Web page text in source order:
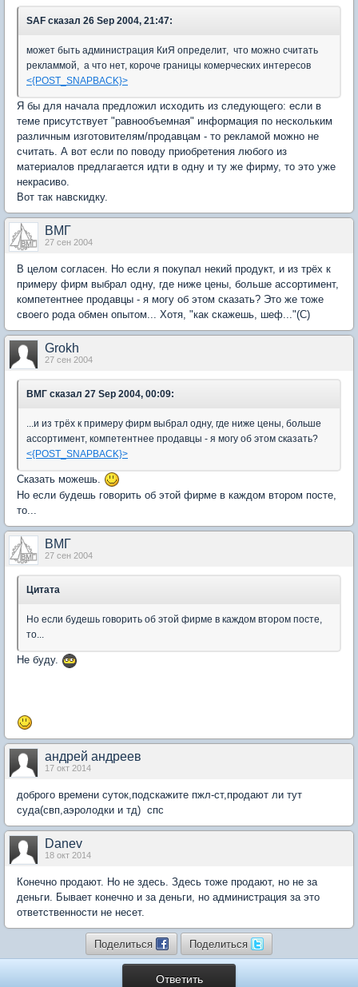
SAF сказал 26 Sep 2004, 21:47:
может быть администрация КиЯ определит, что можно считать
рекламмой, а что нет, короче границы комерческих интересов
<{POST_SNAPBACK}>
Я бы для начала предложил исходить из следующего: если в
теме присутствует "равнообъемная" информация по нескольким
различным изготовителям/продавцам - то рекламой можно не
считать. А вот если по поводу приобретения любого из
материалов предлагается идти в одну и ту же фирму, то это уже
некрасиво.
Вот так навскидку.
BМГ
27 сен 2004
В целом согласен. Но если я покупал некий продукт, и из трёх к
примеру фирм выбрал одну, где ниже цены, больше ассортимент,
компетентнее продавцы - я могу об этом сказать? Это же тоже
своего рода обмен опытом... Хотя, "как скажешь, шеф..."(С)
Grokh
27 сен 2004
ВМГ сказал 27 Sep 2004, 00:09:
...и из трёх к примеру фирм выбрал одну, где ниже цены, больше
ассортимент, компетентнее продавцы - я могу об этом сказать?
<{POST_SNAPBACK}>
Сказать можешь.
Но если будешь говорить об этой фирме в каждом втором посте,
то...
BМГ
27 сен 2004
Цитата
Но если будешь говорить об этой фирме в каждом втором посте,
то...
Не буду.
андрей андреев
17 окт 2014
доброго времени суток,подскажите пжл-ст,продают ли тут
суда(свп,аэролодки и тд) спс
Danev
18 окт 2014
Конечно продают. Но не здесь. Здесь тоже продают, но не за
деньги. Бывает конечно и за деньги, но администрация за это
ответственности не несет.
Поделиться Поделиться
Ответить